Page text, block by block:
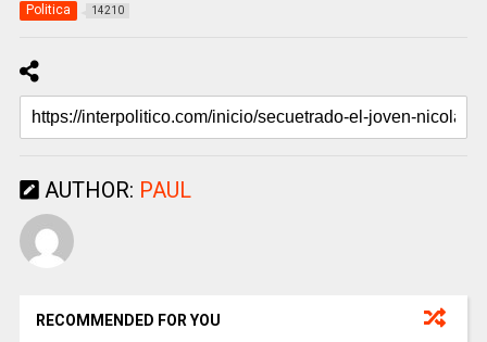
Politica 14210
AUTHOR: PAUL
RECOMMENDED FOR YOU